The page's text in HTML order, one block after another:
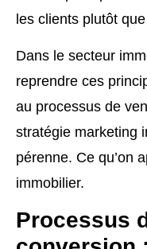
les clients plutôt
Dans le secteur
reprendre ces
au processus de
stratégie marketing
pérenne. Ce qu’on
immobilier.
Processus